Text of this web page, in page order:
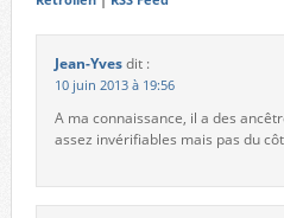
Jean-Yvesdit :
10 juin 2013 à 19:56
A ma connaissance, il a des
assez invérifiables mais pas du